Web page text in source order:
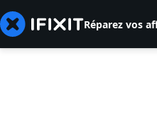
Réparez vos